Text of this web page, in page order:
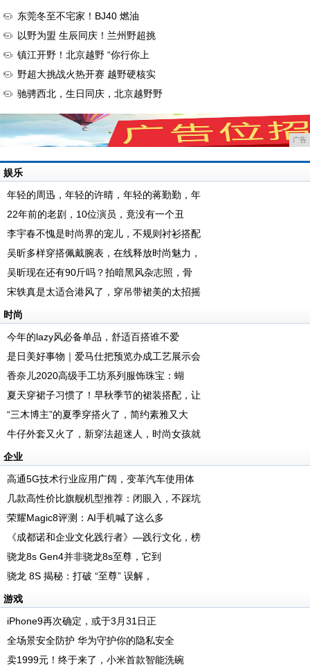
东莞冬至不宅家！BJ40 燃油
以野为盟 生辰同庆！兰州野超挑
镇江开野！北京越野 “你行你上
野超大挑战火热开赛 越野硬核实
驰骋西北，生日同庆，北京越野野
广告
娱乐
年轻的周迅，年轻的许晴，年轻的蒋勤勤，年
22年前的老剧，10位演员，竟没有一个丑
李宇春不愧是时尚界的宠儿，不规则衬衫搭配
吴昕多样穿搭佩戴腕表，在线释放时尚魅力，
吴昕现在还有90斤吗？拍暗黑风杂志照，骨
宋轶真是太适合港风了，穿吊带裙美的太招摇
时尚
今年的lazy风必备单品，舒适百搭谁不爱
是日美好事物｜爱马仕把预览办成工艺展示会
香奈儿2020高级手工坊系列服饰珠宝：蝴
夏天穿裙子习惯了！早秋季节的裙装搭配，让
“三木博主”的夏季穿搭火了，简约素雅又大
牛仔外套又火了，新穿法超迷人，时尚女孩就
企业
高通5G技术行业应用广阔，变革汽车使用体
几款高性价比旗舰机型推荐：闭眼入，不踩坑
荣耀Magic8评测：AI手机喊了这么多
《成都诺和企业文化践行者》—践行文化，榜
骁龙8s Gen4并非骁龙8s至尊，它到
骁龙 8S 揭秘：打破 “至尊” 误解，
游戏
iPhone9再次确定，或于3月31日正
全场景安全防护 华为守护你的隐私安全
卖1999元！终于来了，小米首款智能洗碗